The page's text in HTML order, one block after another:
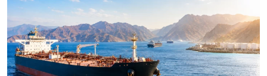
Κύπρος
Χορηγία €10.000 για υποτροφίες σε φοιτητές του
ΤΕΠΑΚ